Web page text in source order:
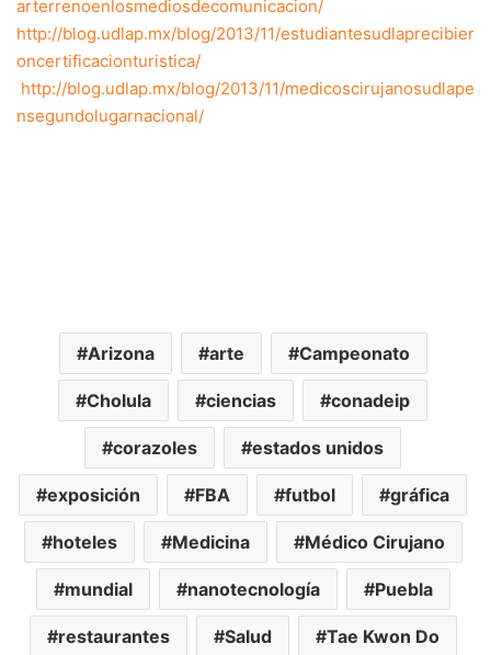
arterrenoenlosmediosdecomunicacion/
http://blog.udlap.mx/blog/2013/11/estudiantesudlaprecibier
oncertificacionturistica/
http://blog.udlap.mx/blog/2013/11/medicoscirujanosudlape
nsegundolugarnacional/
Arizona arte Campeonato
Cholula ciencias conadeip
corazoles estados unidos
exposición FBA futbol gráfica
hoteles Medicina Médico Cirujano
mundial nanotecnología Puebla
restaurantes Salud Tae Kwon Do